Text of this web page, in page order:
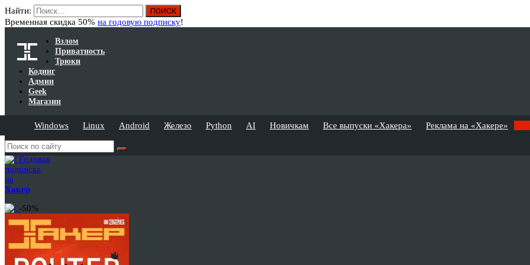
Найти:
Временная скидка 50% на годовую подписку!
Взлом
Приватность
Трюки
Кодинг
Админ
Geek
Магазин
Windows Linux Android Железо Python AI Новичкам Все выпуски «Хакера» Реклама на «Хакере»
Годовая
подписка
на
Хакер
-50%